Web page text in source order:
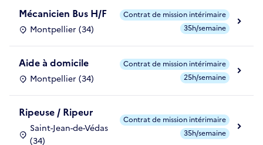
Mécanicien Bus H/F
Montpellier (34)
Contrat de mission intérimaire
35h/semaine
Aide à domicile
Montpellier (34)
Contrat de mission intérimaire
25h/semaine
Ripeuse / Ripeur
Saint-Jean-de-Védas
(34)
Contrat de mission intérimaire
35h/semaine